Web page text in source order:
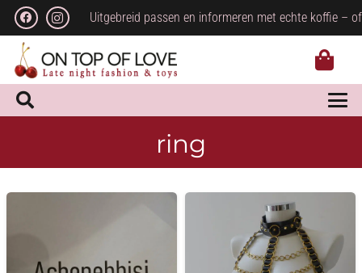
Uitgebreid passen en informeren met echte koffie –
ring